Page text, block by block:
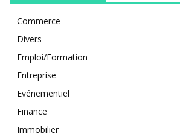
Commerce
Divers
Emploi/Formation
Entreprise
Evénementiel
Finance
Immobilier